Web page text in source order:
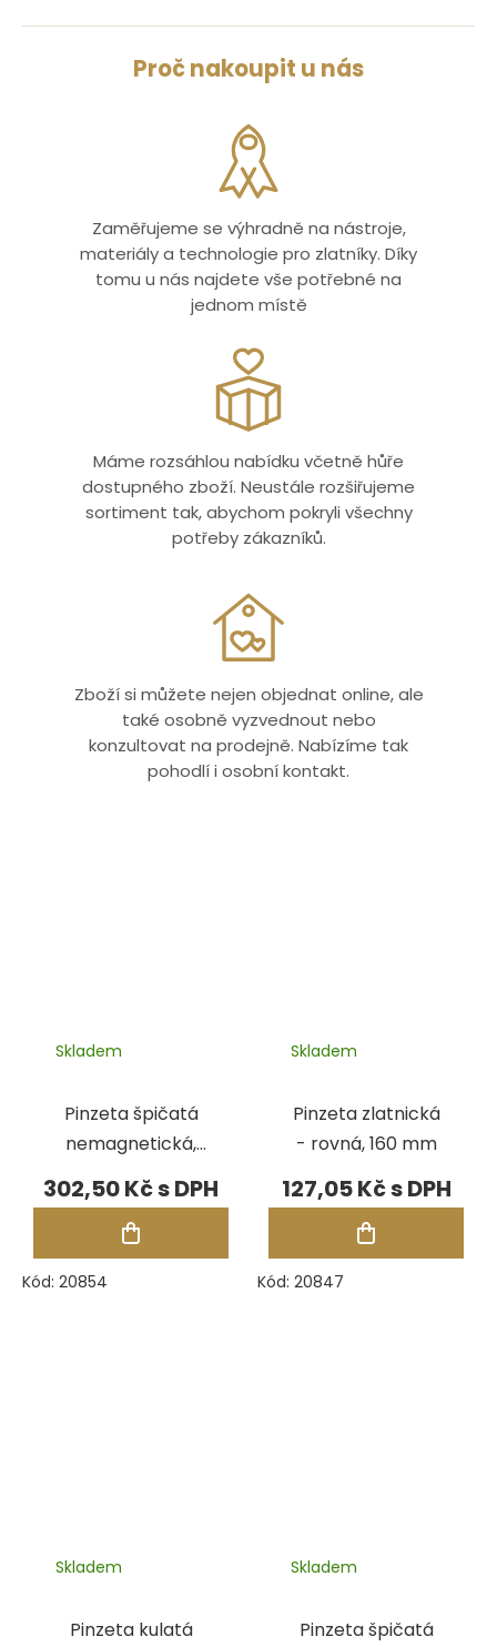
Proč nakoupit u nás
Zaměřujeme se výhradně na nástroje,
materiály a technologie pro zlatníky. Díky
tomu u nás najdete vše potřebné na
jednom místě
Máme rozsáhlou nabídku včetně hůře
dostupného zboží. Neustále rozšiřujeme
sortiment tak, abychom pokryli všechny
potřeby zákazníků.
Zboží si můžete nejen objednat online, ale
také osobně vyzvednout nebo
konzultovat na prodejně. Nabízíme tak
pohodlí i osobní kontakt.
Pinzeta špičatá
nemagnetická,
120 mm (No. 5A)
Skladem
302,50 Kč
Kód: 20854
Pinzeta zlatnická
- rovná, 160 mm
Skladem
127,05 Kč
Kód: 20847
Pinzeta kulatá
Skladem
Pinzeta špičatá
Skladem